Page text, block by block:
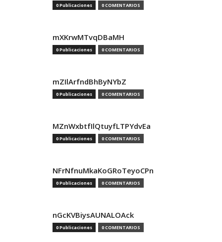
0 Publicaciones 0 COMENTARIOS
mXKrwMTvqDBaMH
0 Publicaciones 0 COMENTARIOS
mZIlArfndBhByNYbZ
0 Publicaciones 0 COMENTARIOS
MZnWxbtfIlQtuyfLTPYdvEa
0 Publicaciones 0 COMENTARIOS
NFrNfnuMkaKoGRoTeyoCPn
0 Publicaciones 0 COMENTARIOS
nGcKVBiysAUNALOAck
0 Publicaciones 0 COMENTARIOS